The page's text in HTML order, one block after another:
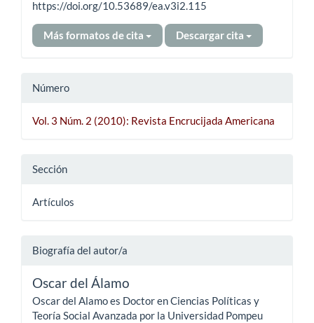
https://doi.org/10.53689/ea.v3i2.115
Más formatos de cita Descargar cita
Número
Vol. 3 Núm. 2 (2010): Revista Encrucijada Americana
Sección
Artículos
Biografía del autor/a
Oscar del Álamo
Oscar del Alamo es Doctor en Ciencias Políticas y
Teoría Social Avanzada por la Universidad Pompeu